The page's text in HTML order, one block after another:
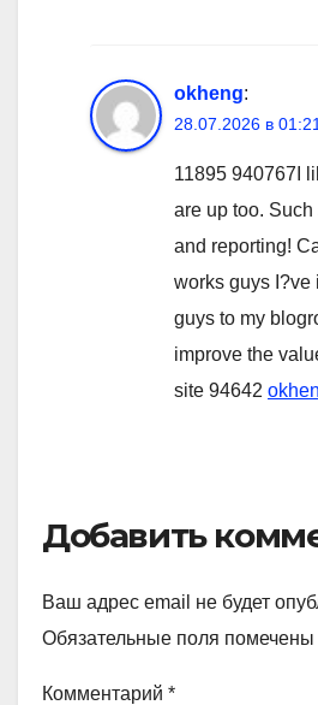
okheng:
28.07.2026 в
11895 940767I
are up too.
and reporting!
works guys I?ve
guys to my
improve the
site 94642
Добавить
Ваш адрес email не будет
Обязательные поля помечены
Комментарий *